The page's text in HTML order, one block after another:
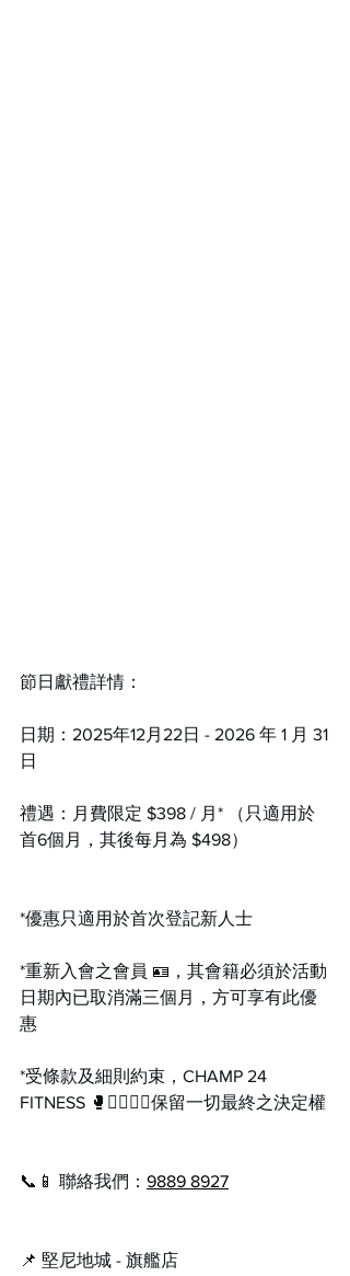
節日獻禮詳情：
日期：2025年12月22日 - 2026 年 1 月 31
日
禮遇：月費限定 $398 / 月* （只適用於
首6個月，其後每月為 $498）
*優惠只適用於首次登記新人士
*重新入會之會員 🪪，其會籍必須於活動
日期內已取消滿三個月，方可享有此優
惠
*受條款及細則約束，CHAMP 24
FITNESS 🥊🏋️‍♂️🧘‍♀️保留一切最終之決定權
📞📱 聯絡我們： 9889 8927
📌 堅尼地城 - 旗艦店